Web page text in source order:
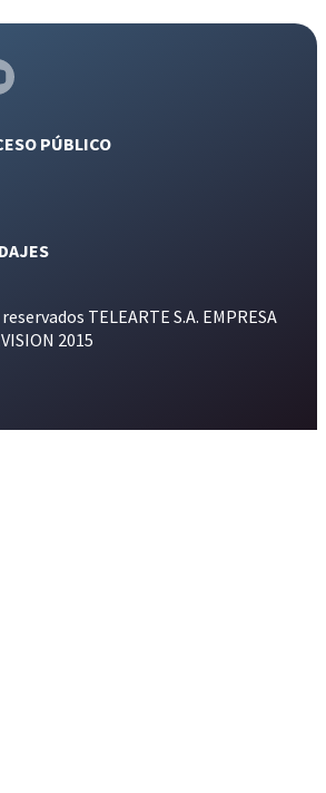
PÚBLICO
TELEARTE S.A. EMPRESA
2015